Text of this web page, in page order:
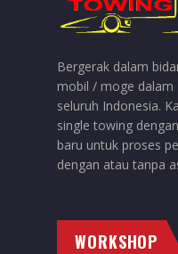
Bergerak dalam
mobil / moge dalam
seluruh Indonesia.
single towing
baru untuk proses
dengan atau tanpa
WORKSHOP